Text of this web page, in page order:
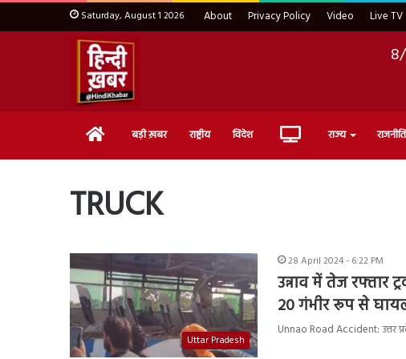
Saturday, August 1 2026 About Privacy Policy Video Live TV
Home बड़ी ख़बर राष्ट्रीय विदेश Live राज्य राजनीति
TRUCK
Uttar Pradesh
28 April 2024 - 6:22 PM
उन्नाव में तेज रफ्तार
20 गंभीर रूप से
Unnao Road Accident: उत्तर